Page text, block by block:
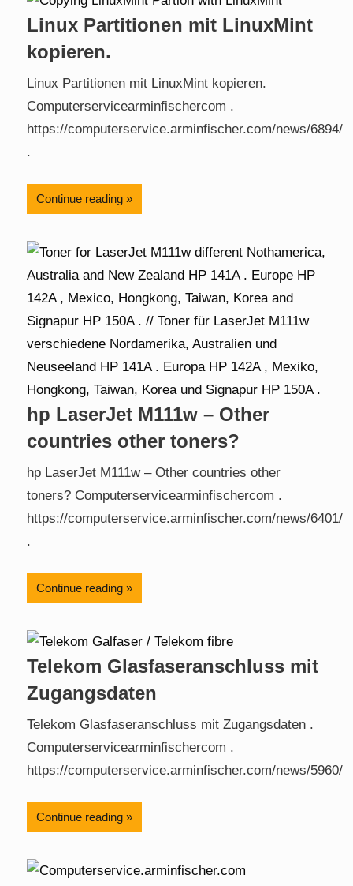
Linux Partitionen mit LinuxMint
kopieren.
Linux Partitionen mit LinuxMint kopieren.
Computerservicearminfischercom .
https://computerservice.arminfischer.com/news/6894/
.
Continue reading
hp LaserJet M111w – Other
countries other toners?
hp LaserJet M111w – Other countries other
toners? Computerservicearminfischercom .
https://computerservice.arminfischer.com/news/6401/
.
Continue reading
Telekom Glasfaseranschluss mit
Zugangsdaten
Telekom Glasfaseranschluss mit Zugangsdaten .
Computerservicearminfischercom .
https://computerservice.arminfischer.com/news/5960/
Continue reading